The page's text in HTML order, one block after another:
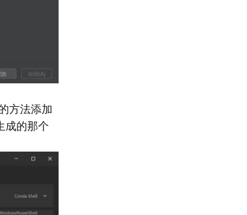
方法添加
成的那个